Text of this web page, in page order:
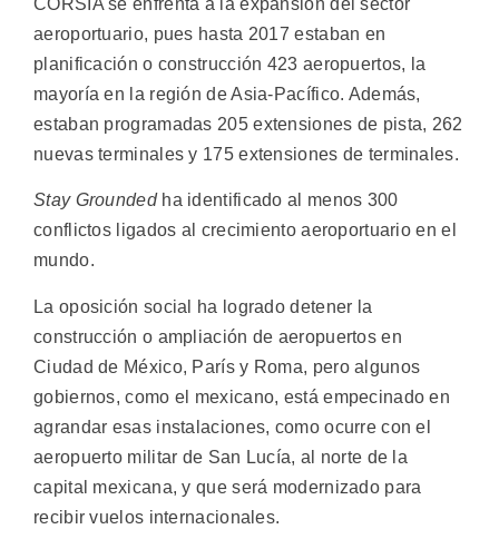
CORSIA se enfrenta a la expansión del sector
aeroportuario, pues hasta 2017 estaban en
planificación o construcción 423 aeropuertos, la
mayoría en la región de Asia-Pacífico. Además,
estaban programadas 205 extensiones de pista, 262
nuevas terminales y 175 extensiones de terminales.
Stay Groundedha identificado al menos 300
conflictos ligados al crecimiento aeroportuario en el
mundo.
La oposición social ha logrado detener la
construcción o ampliación de aeropuertos en
Ciudad de México, París y Roma, pero algunos
gobiernos, como el mexicano, está empecinado en
agrandar esas instalaciones, como ocurre con el
aeropuerto militar de San Lucía, al norte de la
capital mexicana, y que será modernizado para
recibir vuelos internacionales.